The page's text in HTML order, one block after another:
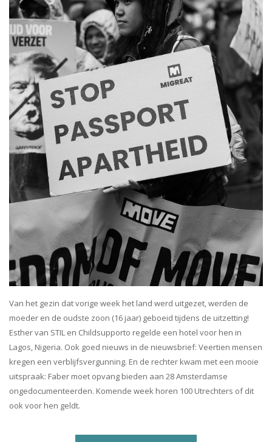
Van het gezin dat vorige week het land werd uitgezet, werden de
moeder en de oudste zoon (16 jaar) geboeid tijdens de uitzetting!
Esther van STIL en Childsupporto regelde een hotel voor hen in
Lagos, Nigeria. Ook goed nieuws in de nieuwsbrief: Veertien mensen
kregen een verblijfsvergunning. En de rechter kwam met een mooie
uitspraak: Faber moet opvang bieden aan 28 Amsterdamse
ongedocumenteerden. Komende week horen 100 Utrechters of dit
ook voor hen geldt.